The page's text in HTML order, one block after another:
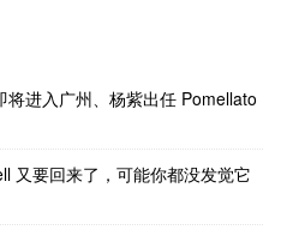
进入广州、杨紫出任 Pomellato
又要回来了，可能你都没发觉它